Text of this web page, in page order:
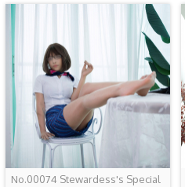
No.00074 Stewardess's Special